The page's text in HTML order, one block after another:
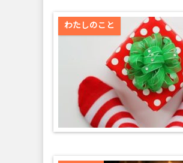
わたしのこと